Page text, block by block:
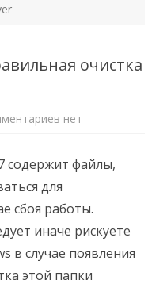
очистка
к
-
правильная
очистка
папки
нет
содержит файлы,
для
сбоя работы.
иначе рискуете
в случае появления
этой папки